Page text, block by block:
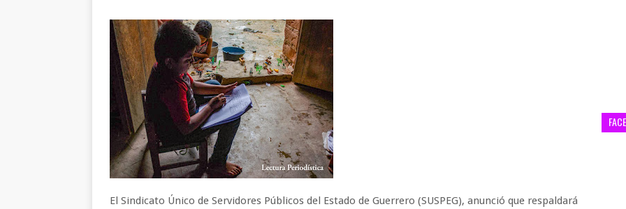
El Sindicato Único de Servidores Públicos del Estado de Guerrero (SUSPEG), anunció que respaldará